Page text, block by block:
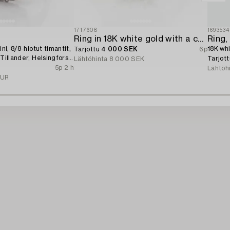
8/8-hiotut timantit,
Tillander, Helsingfors
5p 2 h
1717608
Ring in 18K white gold with a cabochon-cut sapphire and brilliant-cut diamonds.
Tarjottu 4 000 SEK
6p
Lähtöhinta 8 000 SEK
1693534
Ring,
18K